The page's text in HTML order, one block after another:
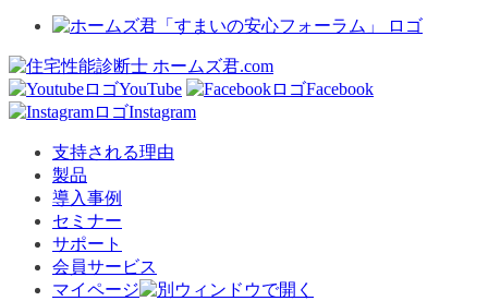
YouTube
Facebook
Instagram
支持される理由
製品
導入事例
セミナー
サポート
会員サービス
マイページ